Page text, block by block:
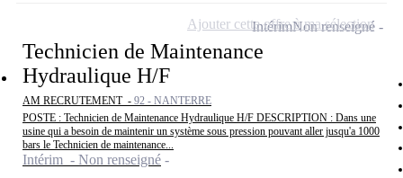
Technicien de Maintenance
Hydraulique H/F
AM RECRUTEMENT - 92 - NANTERRE
POSTE : Technicien de Maintenance Hydraulique H/F DESCRIPTION : Dans une
usine qui a besoin de maintenir un système sous pression pouvant aller jusqu'a 1000
bars le Technicien de maintenance...
Intérim - Non renseigné
IntérimNon renseigné
Ajouter cette offre à ma sélection